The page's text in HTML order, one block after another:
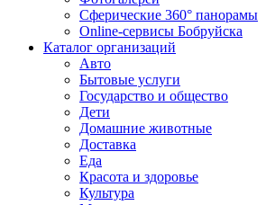
Сферические 360° панорамы
Online-сервисы Бобруйска
Каталог организаций
Авто
Бытовые услуги
Государство и общество
Дети
Домашние животные
Доставка
Еда
Красота и здоровье
Культура